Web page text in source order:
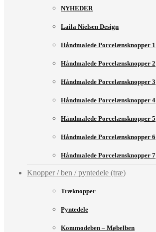
NYHEDER
Laila Nielsen Design
Håndmalede Porcelænsknopper 1
Håndmalede Porcelænsknopper 2
Håndmalede Porcelænsknopper 3
Håndmalede Porcelænsknopper 4
Håndmalede Porcelænsknopper 5
Håndmalede Porcelænsknopper 6
Håndmalede Porcelænsknopper 7
Knopper / ben / pyntedele (træ)
Træknopper
Pyntedele
Kommodeben – Møbelben